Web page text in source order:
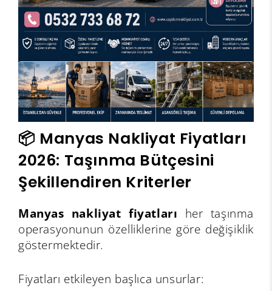
📦 Manyas Nakliyat Fiyatları
2026: Taşınma Bütçesini
Şekillendiren Kriterler
Manyas nakliyat fiyatları her taşınma
operasyonunun özelliklerine göre değişiklik
göstermektedir.
Fiyatları etkileyen başlıca unsurlar: